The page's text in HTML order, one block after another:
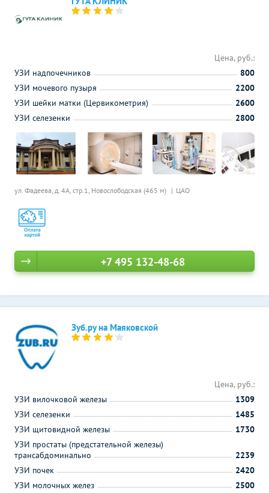
ул. Фадеева, д. 4А, стр.1, Новослободская (465 м) ЦАО
Цена, руб.:
УЗИ надпочечников
800
УЗИ мочевого пузыря
2200
УЗИ шейки матки (Цервикометрия)
2600
УЗИ селезенки
2800
+7 495 132-48-68
Зуб.ру на Маяковской
Цена, руб.:
УЗИ вилочковой железы
1309
УЗИ селезенки
1485
УЗИ щитовидной железы
1730
УЗИ простаты (предстательной железы)
трансабдоминально
2239
УЗИ почек
2420
УЗИ молочных желез
2500